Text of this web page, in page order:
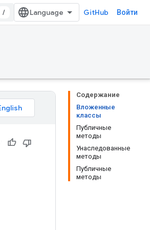
/ GitHub Войти
Содержание
Вложенные
классы
Публичные
методы
Унаследованные
методы
Публичные
методы